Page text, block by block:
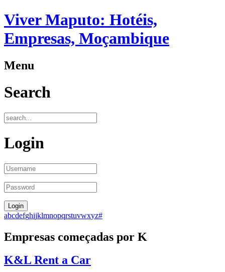
Viver Maputo: Hotéis,
Empresas, Moçambique
Menu
Search
Login
abcdefghijklmnopqrstuvwxyz#
Empresas começadas por K
K&L Rent a Car